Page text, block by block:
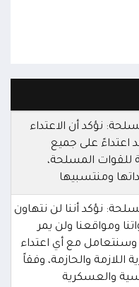
نؤكد أن الاعتداء
اعتداءً على جميع
للقوات المسلحة،
ومنتسبيها
نؤكد أننا لن نتهاون
ومواقعنا ولن يمر
وسنتعامل مع أي اعتداء
اللازمة والحازمة، وفقاً
والعسكرية